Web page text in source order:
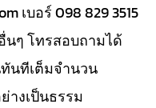
เบอร์ 098 829 3515
นๆ โทรสอบถามได้
นทีเต็มจำนวน
างเป็นธรรม